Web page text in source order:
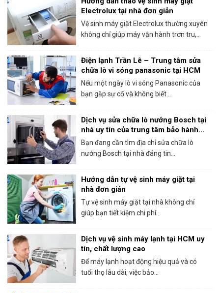
Electrolux tại nhà đơn giản
Vệ sinh máy giặt Electrolux thường xuyên
không chỉ giúp máy vận hành trơn tru,...
Điện lạnh Trần Lê – Trung tâm sửa
chữa lò vi sóng panasonic tại HCM
Nếu một ngày lò vi sóng Panasonic của
bạn gặp sự cố và không biết...
Dịch vụ sửa chữa lò nướng Bosch tại
nhà uy tín của trung tâm bảo hành
Bosch tại HCM
Bạn đang cần tìm địa chỉ sửa chữa lò
nướng Bosch tại nhà đáng tin...
Hướng dẫn tự vệ sinh máy giặt tại
nhà đơn giản
Tự vệ sinh máy giặt tại nhà không chỉ
giúp bạn tiết kiệm chi phí...
Dịch vụ vệ sinh máy lạnh tại HCM uy
tín, chất lượng cao
Để máy lạnh hoạt động hiệu quả và có
tuổi thọ lâu dài, việc bảo...